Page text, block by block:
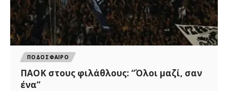
ΠΟΔΟΣΦΑΙΡΟ
ΠΑΟΚ στους φιλάθλους: “Όλοι μαζί, σαν
ένα”